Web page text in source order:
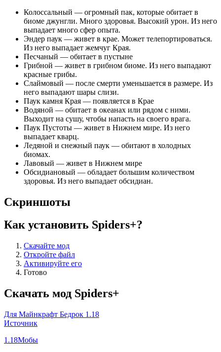
Колоссальный — огромный пак, которые обитает в
биоме джунгли. Много здоровья. Высокий урон. Из него
выпадает много сфер опыта.
Эндер паук — живет в крае. Может телепортироваться.
Из него выпадает жемчуг Края.
Песчаный — обитает в пустыне
Грибной — живет в грибном биоме. Из него выпадают
красные грибы.
Слаймовый — после смерти уменьшается в размере. Из
него выпадают шары слизи.
Паук камня Края — появляется в Крае
Водяной — обитает в океанах или рядом с ними.
Выходит на сушу, чтобы напасть на своего врага.
Паук Пустоты — живет в Нижнем мире. Из него
выпадает кварц.
Ледяной и снежный паук — обитают в холодных
биомах.
Лавовый — живет в Нижнем мире
Обсидиановый — обладает большим количеством
здоровья. Из него выпадает обсидиан.
Скриншоты
Как установить Spiders+?
Скачайте мод
Откройте файл
Активируйте его
Готово
Скачать мод Spiders+
Для Майнкрафт Бедрок 1.18
Источник
1.18Мобы